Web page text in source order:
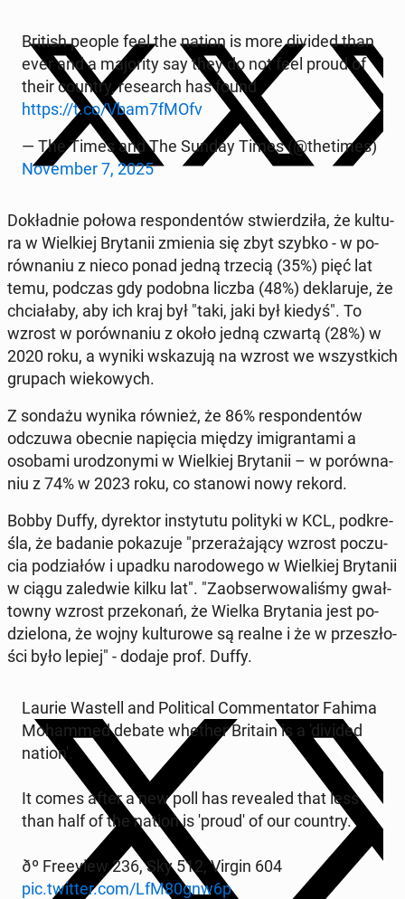
British people feel the nation is more divided than
ever and a ma­jo­ri­ty say they do not feel proud of
their country, re­se­arch has found
https://t.co/Vbam7fMOfv
— The Times and The Sunday Times (@the­ti­mes)
No­vem­ber 7, 2025
Do­kład­nie połowa re­spon­den­tów stwier­dzi­ła, że ​​kul­tu­
ra w Wiel­kiej Bry­ta­nii zmienia się zbyt szybko - w po­
rów­na­niu z nieco ponad jedną trzecią (35%) pięć lat
temu, podczas gdy podobna liczba (48%) de­kla­ru­je, że
chcia­ła­by, aby ich kraj był "taki, jaki był kiedyś". To
wzrost w po­rów­na­niu z około jedną czwartą (28%) w
2020 roku, a wyniki wska­zu­ją na wzrost we wszyst­kich
grupach wie­ko­wych.
Z sondażu wynika również, że 86% re­spon­den­tów
odczuwa obecnie na­pię­cia między imi­gran­ta­mi a
osobami uro­dzo­ny­mi w Wiel­kiej Bry­ta­nii – w po­rów­na­
niu z 74% w 2023 roku, co stanowi nowy rekord.
Bobby Duffy, dy­rek­tor in­sty­tu­tu po­li­ty­ki w KCL, pod­kre­
śla, że badanie po­ka­zu­je "prze­ra­ża­ją­cy wzrost po­czu­
cia po­dzia­łów i upadku na­ro­do­we­go w Wiel­kiej Bry­ta­nii
w ciągu za­le­d­wie kilku lat". "Za­ob­ser­wo­wa­li­śmy gwał­
tow­ny wzrost prze­ko­nań, że Wielka Bry­ta­nia jest po­
dzie­lo­na, ​​że ​​wojny kul­tu­ro­we są realne i że w prze­szło­
ści było lepiej" - dodaje prof. Duffy.
Laurie Wastell and Po­li­ti­cal Com­men­ta­tor Fahima
Mo­ham­med debate whether Britain is a 'di­vi­ded
nation'.
It comes after a new poll has re­ve­aled that less
than half of the nation is 'proud' of our country.
ðº Fre­eview 236, Sky 512, Virgin 604
pic.twitter.com/LfM80gnw6p